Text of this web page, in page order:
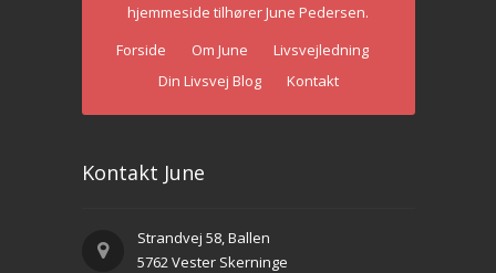
hjemmeside tilhører June Pedersen.
Forside
Om June
Livsvejledning
Din Livsvej Blog
Kontakt
Kontakt June
Strandvej 58, Ballen
5762 Vester Skerninge